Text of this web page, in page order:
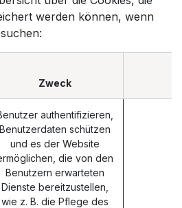
werden können, wenn
Zweck
authentifizieren,
Benutzerdaten schützen
und es der Website
die von den
Benutzern erwarteten
Dienste bereitzustellen,
wie z. B. die Pflege des